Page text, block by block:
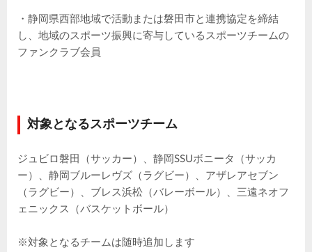
・静岡県西部地域で活動または磐田市と連携協定を締結
し、地域のスポーツ振興に寄与しているスポーツチームの
ファンクラブ会員
対象となるスポーツチーム
ジュビロ磐田（サッカー）、静岡SSUボニータ（サッカ
ー）、静岡ブルーレヴズ（ラグビー）、アザレアセブン
（ラグビー）、ブレス浜松（バレーボール）、三遠ネオフ
ェニックス（バスケットボール）
※対象となるチームは随時追加します